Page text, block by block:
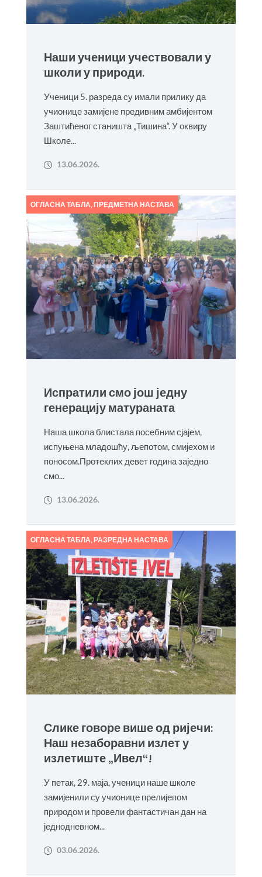
Наши ученици учествовали у
школи у природи.
Ученици 5. разреда су имали прилику да
учионице замијене предивним амбијентом
Заштићеног станишта „Тишина“. У оквиру
Школе...
13.06.2026.
ОГЛАСНА ТАБЛА,ПРЕДМЕТНА НАСТАВА
Испратили смо још једну
генерацију матураната
Наша школа блистала посебним сјајем,
испуњена младошћу, љепотом, смијехом и
поносом.Протеклих девет година заједно
смо...
13.06.2026.
ОГЛАСНА ТАБЛА,РАЗРЕДНА НАСТАВА
Слике говоре више од ријечи:
Наш незаборавни излет у
излетиште „Ивел“!
У петак, 29. маја, ученици наше школе
замијенили су учионице прелијепом
природом и провели фантастичан дан на
једнодневном...
03.06.2026.